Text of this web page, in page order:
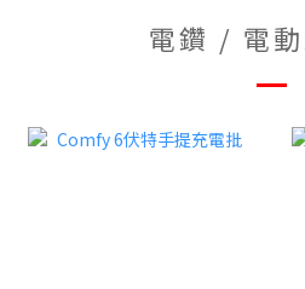
電鑽 / 電